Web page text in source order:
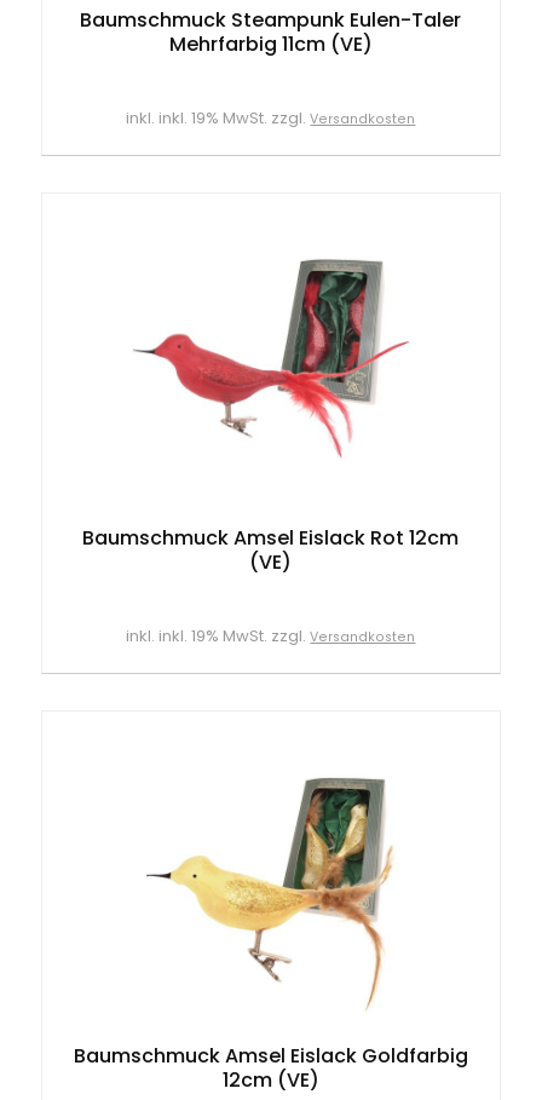
Baumschmuck Steampunk Eulen-Taler
Mehrfarbig 11cm (VE)
inkl. inkl. 19% MwSt. zzgl.Versandkosten
Baumschmuck Amsel Eislack Rot 12cm
(VE)
inkl. inkl. 19% MwSt. zzgl.Versandkosten
Baumschmuck Amsel Eislack Goldfarbig
12cm (VE)